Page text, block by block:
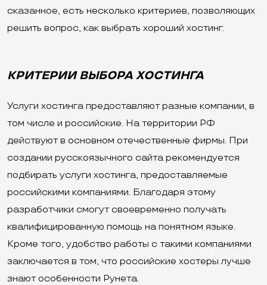
сказанное, есть несколько критериев, позволяющих
решить вопрос, как выбрать хороший хостинг.
КРИТЕРИИ ВЫБОРА ХОСТИНГА
Услуги хостинга предоставляют разные компании, в
том числе и российские. На территории РФ
действуют в основном отечественные фирмы. При
создании русскоязычного сайта рекомендуется
подбирать услуги хостинга, предоставляемые
российскими компаниями. Благодаря этому
разработчики смогут своевременно получать
квалифицированную помощь на понятном языке.
Кроме того, удобство работы с такими компаниями
заключается в том, что российские хостеры лучше
знают особенности Рунета.